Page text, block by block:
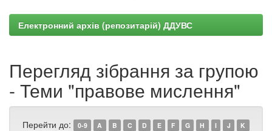
Електронний архів (репозитарій) ДДУВС
Перегляд зібрання за групою
- Теми "правове мислення"
Перейти до: 0-9 A B C D E F G H I J
K